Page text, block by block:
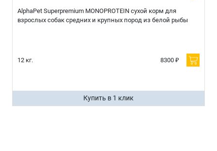
AlphaPet Superpremium MONOPROTEIN сухой корм для
взрослых собак средних и крупных пород из белой рыбы
12 кг. 8300 ₽
Купить в 1 клик